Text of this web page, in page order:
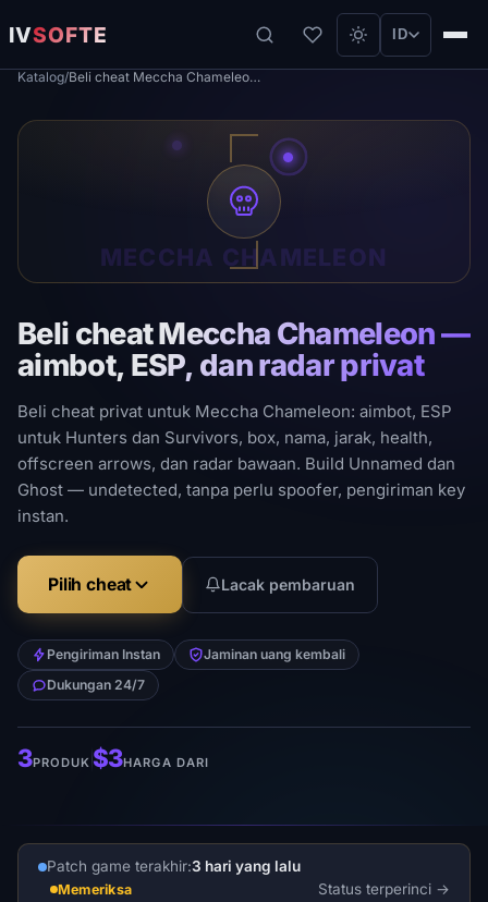
IVSOFTE ID
Katalog/ Beli cheat Meccha Chameleon — aimbot, ESP, dan radar privat
Beli cheat Meccha Chameleon —
aimbot, ESP, dan radar privat
Beli cheat privat untuk Meccha Chameleon: aimbot, ESP
untuk Hunters dan Survivors, box, nama, jarak, health,
offscreen arrows, dan radar bawaan. Build Unnamed dan
Ghost — undetected, tanpa perlu spoofer, pengiriman key
instan.
Pilih cheat Lacak pembaruan
Pengiriman Instan
Jaminan uang kembali
Dukungan 24/7
3PRODUK$3HARGA DARI
MECCHA CHAMELEON
Patch game terakhir:3 hari yang lalu
Memeriksa Status terperinci